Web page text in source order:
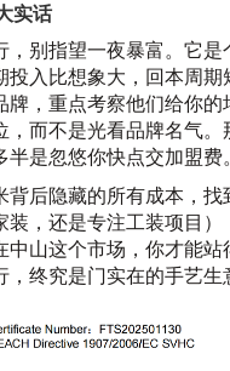
实话
，别指望一夜暴富。它
投入比想象大，回本周
牌，重点考察他们给你
，而不是光看品牌名气
是忽悠你快点交加盟费。
背后隐藏的所有成本，找
装，还是专注工装项目
中山这个市场，你才能站
终究是门实在的手艺生